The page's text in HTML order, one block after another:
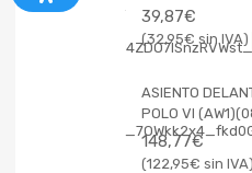
39,87€
32,95€
ASIENTO
POLO VI
148,77€
122,95€